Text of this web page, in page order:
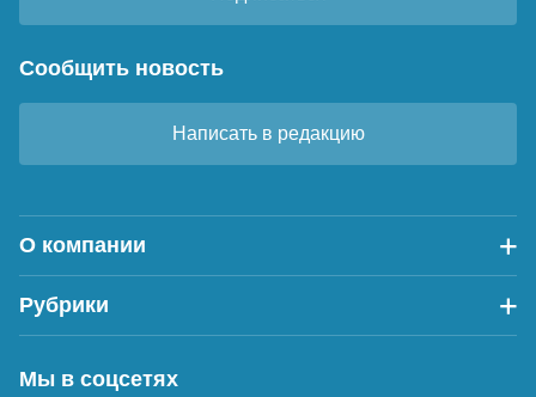
Сообщить новость
Написать в редакцию
О компании
Рубрики
Мы в соцсетях